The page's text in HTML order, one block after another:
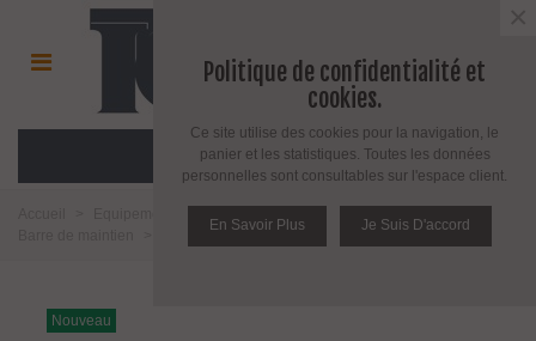
MENU
Nouveau
Politique de confidentialité et
cookies.
Ce site utilise des cookies pour la navigation, le
panier et les statistiques. Toutes les données
personnelles sont consultables sur l'espace client.
En Savoir Plus Je Suis D'accord